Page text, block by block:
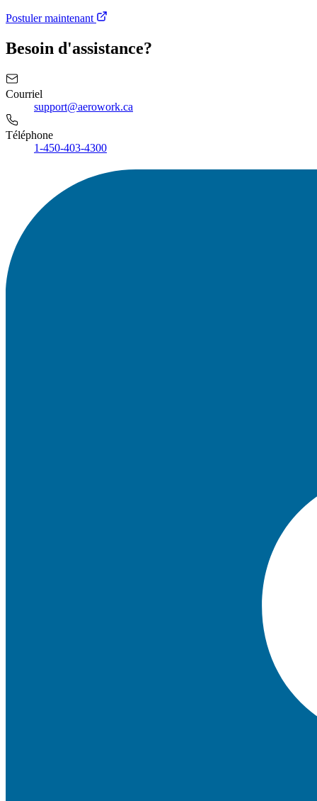
Postuler maintenant
Besoin d'assistance?
Courriel
support@aerowork.ca
Téléphone
1-450-403-4300